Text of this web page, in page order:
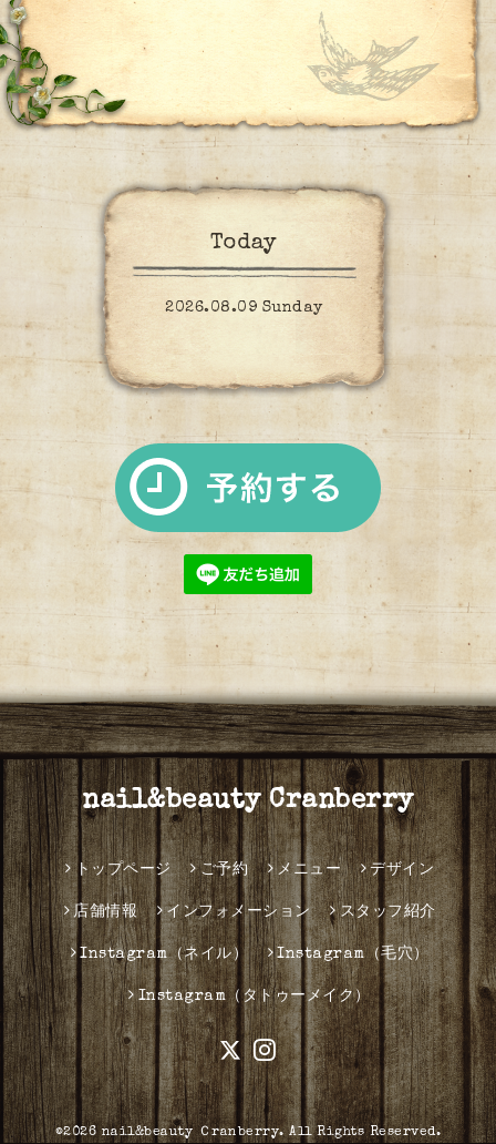
Today
2026.08.09 Sunday
nail&beauty Cranberry
トップページ ご予約 メニュー デザイン
店舗情報 インフォメーション スタッフ紹介
Instagram（ネイル） Instagram（毛穴）
Instagram（タトゥーメイク）
©2026 nail&beauty Ｃranberry. All Rights Reserved.